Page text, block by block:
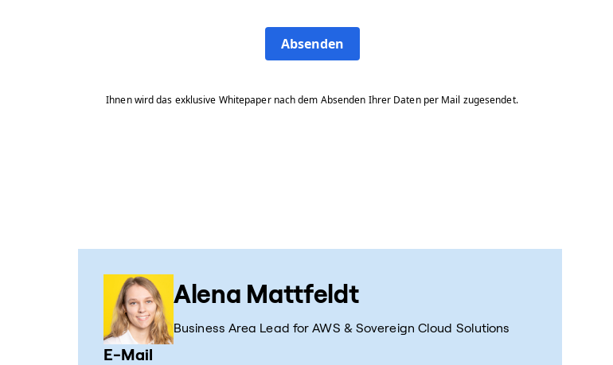
Absenden
Ihnen wird das exklusive Whitepaper nach dem Absenden Ihrer Daten per Mail zugesendet.
Alena Mattfeldt
Business Area Lead for AWS & Sovereign Cloud Solutions
E-Mail